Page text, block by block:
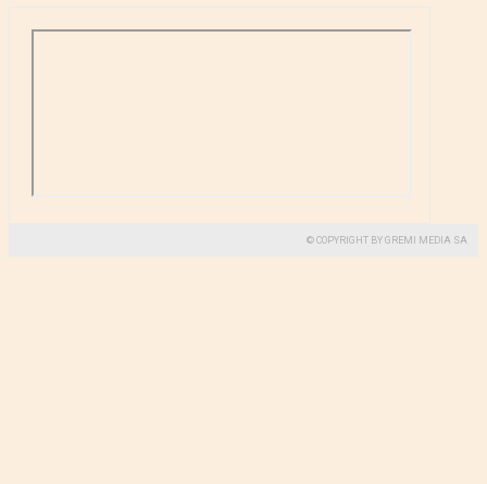
© COPYRIGHT BY GREMI MEDIA SA